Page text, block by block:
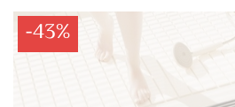
-43%